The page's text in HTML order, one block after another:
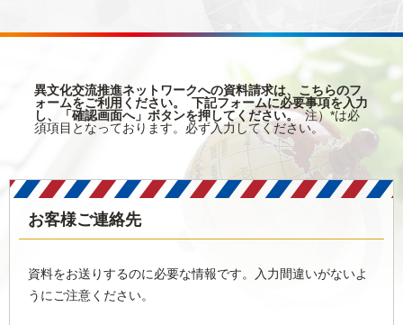
異文化交流推進ネットワークへの資料請求は、こちらのフ
ォームをご利用ください。
下記フォームに必要事項を入力
し、「確認画面へ」ボタンを押してください。注）*は必
須項目となっております。必ず入力してください。
お客様ご連絡先
資料をお送りするのに必要な情報です。入力間違いがないよ
うにご注意ください。